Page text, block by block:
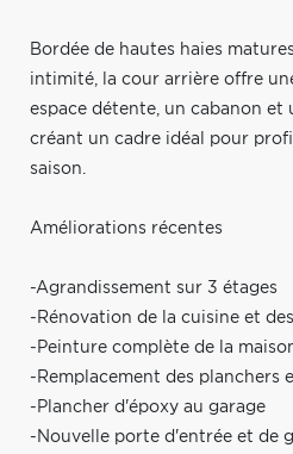
Bordée de hautes haies
intimité, la cour arrière offre
espace détente, un cabanon et
créant un cadre idéal pour
saison.
Améliorations récentes
-Agrandissement sur 3 étages
-Rénovation de la cuisine et
-Peinture complète de la
-Remplacement des planchers
-Plancher d'époxy au garage
-Nouvelle porte d'entrée et de